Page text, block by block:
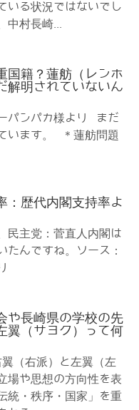
いる状況ではないでし
中村長崎...
国籍？蓮舫（レンホ
解明されていないん
パンパカ様より まだ
います。 ＊蓮舫問題
：歴代内閣支持率よ
民主党：菅直人内閣は
たんですね。ソース：
や長崎県の学校の先
翼（サヨク）って何
（右派）と左翼（左
場や思想の方向性を表
統・秩序・国家」を重